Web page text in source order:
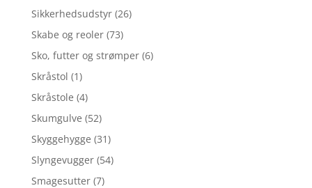
Sikkerhedsudstyr (26)
Skabe og reoler (73)
Sko, futter og strømper (6)
Skråstol (1)
Skråstole (4)
Skumgulve (52)
Skyggehygge (31)
Slyngevugger (54)
Smagesutter (7)